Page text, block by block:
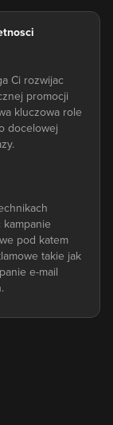
Ci rozwijac
promocji
kluczowa role
docelowej
pod katem
takie jak
e-mail
tresci
zaangazowanie